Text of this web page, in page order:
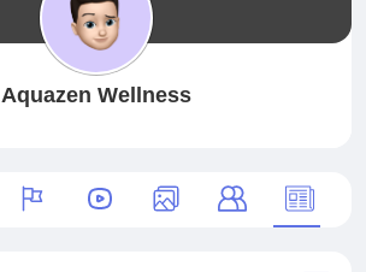
Aquazen Wellness